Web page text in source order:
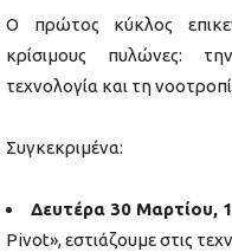
Ο πρώτος κύκλος
κρίσιμους πυλώνες:
τεχνολογία και τη
Συγκεκριμένα:
Δευτέρα 30 Μαρτίου,
Pivot», εστιάζουμε στις